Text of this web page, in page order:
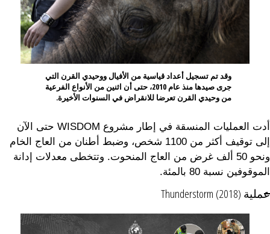
وقد تم تسجيل أعداد قياسية من الأفيال ووحيدي القرن التي
جرى صيدها منذ عام 2010، حتى أن اثنين من الأنواع الفرعية
من وحيدي القرن تعرضا للانقراض في السنوات الأخيرة.
أدت العمليات المنسقة في إطار مشروع WISDOM حتى الآن
إلى توقيف أكثر من 1100 شخص، وضبط أطنان من العاج الخام
ونحو 50 ألف غرض من العاج المنحوت. وتتخطى معدلات إدانة
الموقوفين نسبة 80 بالمئة.
عملية Thunderstorm (2018)